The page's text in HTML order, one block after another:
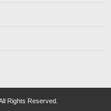
Rights Reserved.